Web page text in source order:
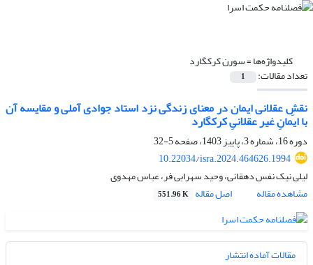
کلیدواژه‌ها =سورن کرکگارد
تعداد مقالات: 1
نقشِ عقلانی ایمان در معنای زندگی نزد استاد جوادی آملی و مقایسه آن
با ایمانِ غیر عقلانیِ کرکگارد
دوره 16، شماره 3، پاییز 1403، صفحه
5-32
10.22034/isra.2024.464626.1994
لیلی نیک نفس دهقانی، وحید سهرابی فر، عباس مهدوی
مشاهده مقاله
اصل مقاله 551.96 K
مقالات آماده انتشار